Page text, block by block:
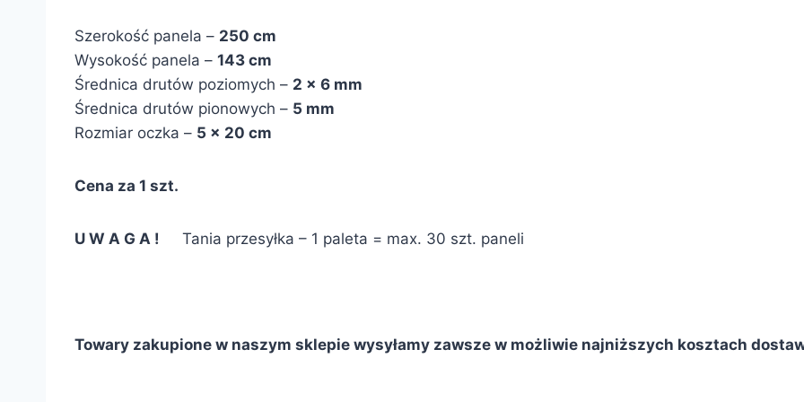
Szerokość panela – 250 cm
Wysokość panela – 143 cm
Średnica drutów poziomych – 2 x 6 mm
Średnica drutów pionowych – 5 mm
Rozmiar oczka – 5 x 20 cm
Cena za 1 szt.
U W A G A ! Tania przesyłka – 1 paleta = max. 30 szt. paneli
Towary zakupione w naszym sklepie wysyłamy zawsze w możliwie najniższych kosztach